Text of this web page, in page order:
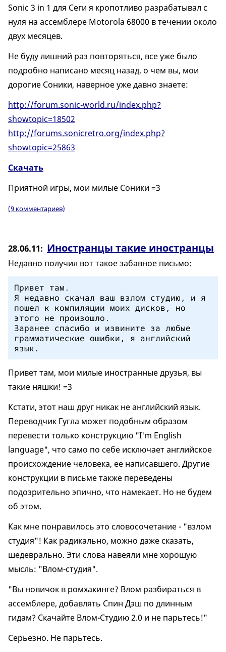
Sonic 3 in 1 для Сеги я кропотливо разрабатывал с
нуля на ассемблере Motorola 68000 в течении около
двух месяцев.
Не буду лишний раз повторяться, все уже было
подробно написано месяц назад, о чем вы, мои
дорогие Соники, наверное уже давно знаете:
http://forum.sonic-world.ru/index.php?
showtopic=18502
http://forums.sonicretro.org/index.php?
showtopic=25863
Скачать
Приятной игры, мои милые Соники =3
(9 комментариев)
28.06.11 Иностранцы такие иностранцы
Недавно получил вот такое забавное письмо:
Привет там.
Я недавно скачал ваш взлом студию, и я
пошел к компиляции моих дисков, но
этого не произошло.
Заранее спасибо и извините за любые
грамматические ошибки, я английский
язык.
Привет там, мои милые иностранные друзья, вы
такие няшки! =3
Кстати, этот наш друг никак не английский язык.
Переводчик Гугла может подобным образом
перевести только конструкцию "I'm English
language", что само по себе исключает английское
происхождение человека, ее написавшего. Другие
конструкции в письме также переведены
подозрительно эпично, что намекает. Но не будем
об этом.
Как мне понравилось это словосочетание - "взлом
студия"! Как радикально, можно даже сказать,
шедеврально. Эти слова навеяли мне хорошую
мысль: "Влом-студия".
"Вы новичок в ромхакинге? Влом разбираться в
ассемблере, добавлять Спин Дэш по длинным
гидам? Скачайте Влом-Студию 2.0 и не парьтесь!"
Серьезно. Не парьтесь.